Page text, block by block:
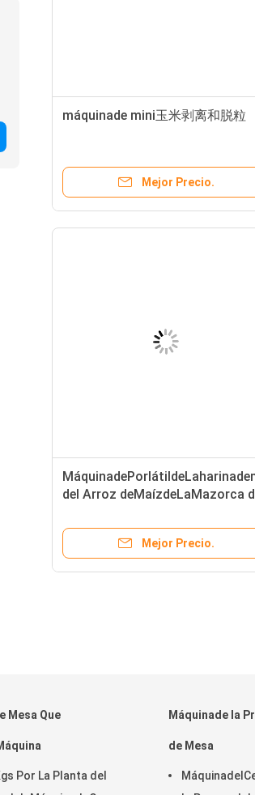
máquinade mini玉米剥离和脱粒
Mejor Precio.
del Arroz deMaízdeLaMazorca
Trituradora
Mejor Precio.
Mesa Que
Por La Planta del
Máquinade la
de Mesa